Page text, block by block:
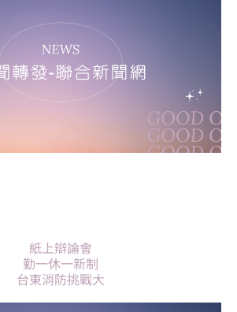
紙上辯論會
勤一休一新制
台東消防挑戰大